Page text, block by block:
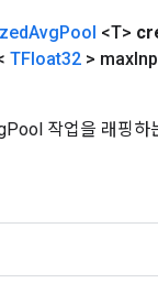
AvgPool <T>
TFloat32 > max
작업을 래핑하